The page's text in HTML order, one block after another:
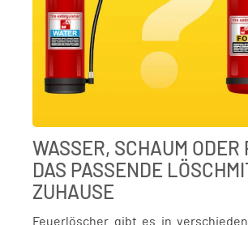
WASSER, SCHAUM ODER
DAS PASSENDE
ZUHAUSE
Feuerlöscher gibt es in